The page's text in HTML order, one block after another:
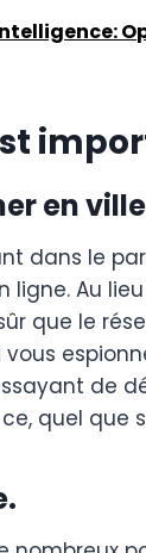
en
dans le
ligne. Au
que le
de
quel que